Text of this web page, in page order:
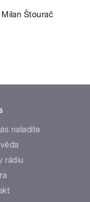
Štourač
naladíte
rádiu